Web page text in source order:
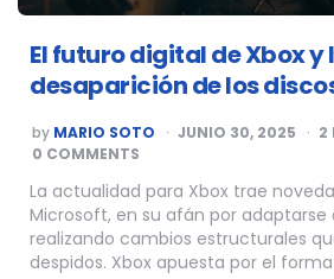
El futuro digital de Xbox y
desaparición de los
POSTED
BY
by MARIO SOTO JUNIO 30, 2025 2
0 COMMENTS
La actualidad para Xbox trae
Microsoft, en su afán por adaptarse
realizando cambios estructurales
despidos. Xbox apuesta por el